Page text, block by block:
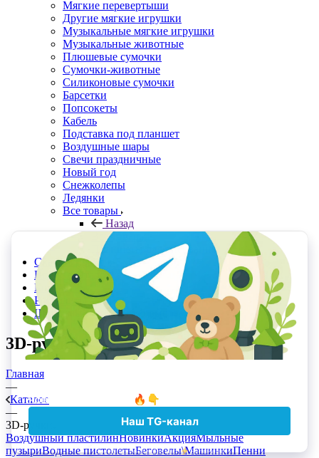
Мягкие перевертыши
Другие мягкие игрушки
Музыкальные мягкие игрушки
Музыкальные животные
Плюшевые сумочки
Сумочки-животные
Силиконовые сумочки
Барсетки
Попсокеты
Кабель
Подставка под планшет
Воздушные шары
Свечи праздничные
Новый год
Снежколепы
Ледянки
Все товары
Назад
Все товары
Планшеты для рисования
Скачать прайс в Excel
Прайс с Отсрочкой
Контакты
Реквизиты
Шоурумы и точки самовывоза
3D-ручки
Главная
—
Каталог
—
3D-ручки
Воздушный пластилинНовинкиАкцияМыльные
пузыриВодные пистолетыБеговелы\МашинкиПенни